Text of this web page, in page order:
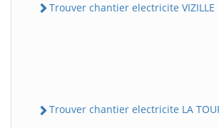
Trouver chantier electricite VIZILLE
Trouver chantier electricite LA